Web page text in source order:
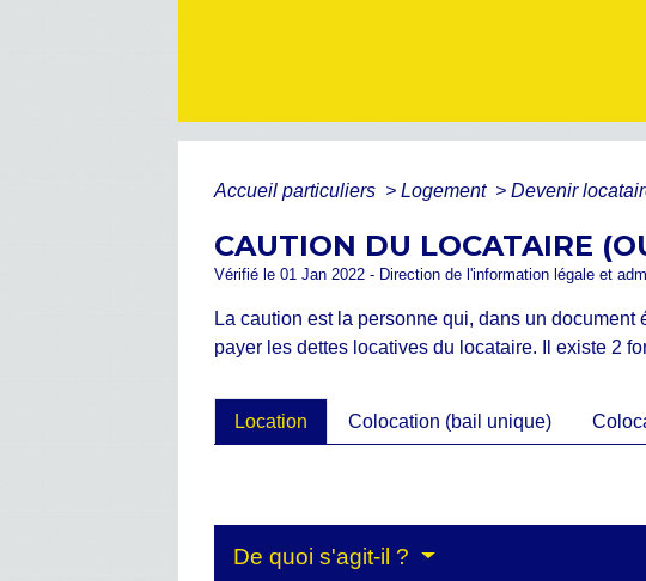
Accueil particuliers > Logement > Devenir
CAUTION DU LOCATAIRE
Vérifié le 01 Jan 2022 - Direction de l'information légale et
La caution est la personne qui, dans un document
payer les dettes locatives du locataire. Il existe 2
Location Colocation (bail unique)
De quoi s'agit-il ?